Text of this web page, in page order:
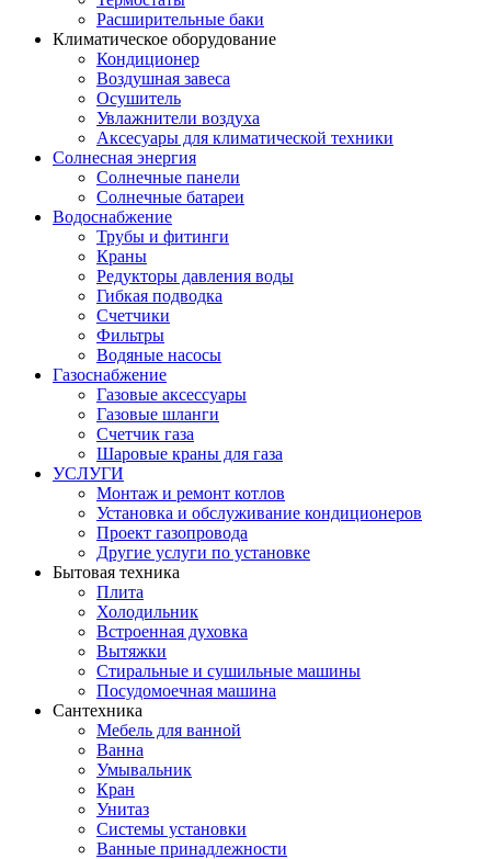
Расширительные баки
Климатическое оборудование
Кондиционер
Воздушная завеса
Осушитель
Увлажнители воздуха
Аксесуары для климатической техники
Солнесная энергия
Cолнечные панели
Солнечные батареи
Водоснабжение
Трубы и фитинги
Краны
Редукторы давления воды
Гибкая подводка
Счетчики
Фильтры
Водяные насосы
Газоснабжение
Газовые аксессуары
Газовые шланги
Счетчик газа
Шаровые краны для газа
УСЛУГИ
Монтаж и ремонт котлов
Установка и обслуживание кондиционеров
Проект газопровода
Другие услуги по установке
Бытовая техника
Плита
Холодильник
Встроенная духовка
Вытяжки
Стиральные и сушильные машины
Посудомоечная машина
Сантехника
Мебель для ванной
Ванна
Умывальник
Кран
Унитаз
Системы установки
Ванные принадлежности